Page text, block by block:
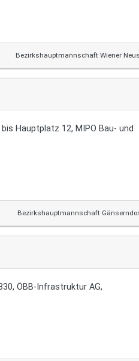
Bezirkshauptmannschaft Wiener
Hauptplatz 12, MIPO Bau- und
Bezirkshauptmannschaft
ÖBB-Infrastruktur AG,